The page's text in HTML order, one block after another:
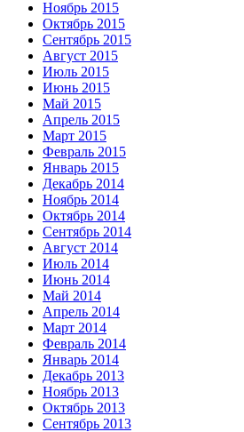
Ноябрь 2015
Октябрь 2015
Сентябрь 2015
Август 2015
Июль 2015
Июнь 2015
Май 2015
Апрель 2015
Март 2015
Февраль 2015
Январь 2015
Декабрь 2014
Ноябрь 2014
Октябрь 2014
Сентябрь 2014
Август 2014
Июль 2014
Июнь 2014
Май 2014
Апрель 2014
Март 2014
Февраль 2014
Январь 2014
Декабрь 2013
Ноябрь 2013
Октябрь 2013
Сентябрь 2013